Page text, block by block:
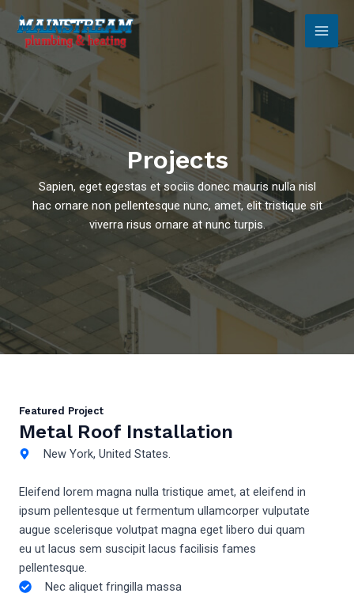
Skip
content
Main
Projects
Sapien, eget egestas et sociis donec mauris nulla nisl
hac ornare non pellentesque nunc, amet, elit tristique sit
viverra risus ornare at nunc turpis.
Featured Project
Metal Roof Installation
New York, United States.
Eleifend lorem magna nulla tristique amet, at eleifend in
ipsum pellentesque ut fermentum ullamcorper vulputate
augue scelerisque volutpat magna eget libero dui quam
eu ut lacus sem suscipit lacus facilisis fames
pellentesque.
Nec aliquet fringilla massa